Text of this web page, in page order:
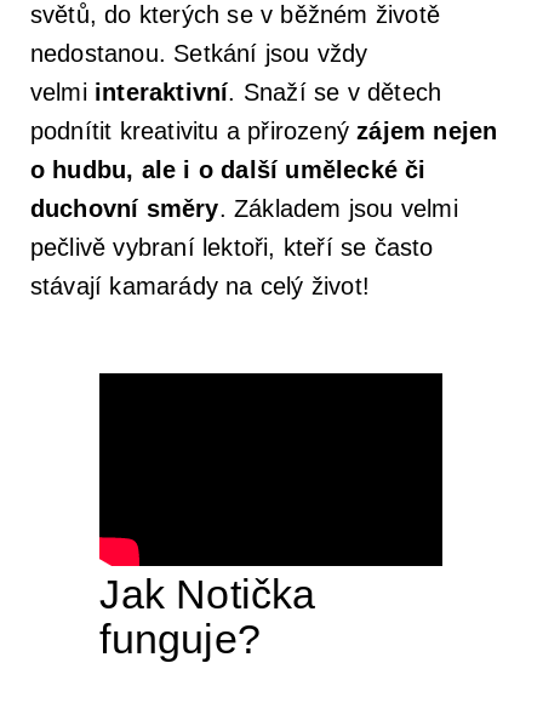
světů, do kterých se v běžném životě
nedostanou. Setkání jsou vždy
velmi interaktivní. Snaží se v dětech
podnítit kreativitu a přirozenýzájem nejen
o hudbu, ale i o další umělecké či
duchovní směry. Základem jsou velmi
pečlivě vybraní lektoři, kteří se často
stávají kamarády na celý život!
Jak Notička
funguje?